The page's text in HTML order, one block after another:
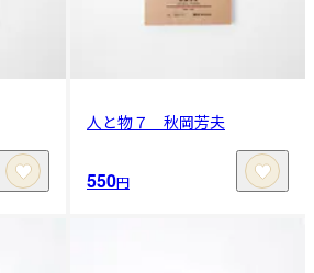
人と物７ 秋岡芳夫
550円